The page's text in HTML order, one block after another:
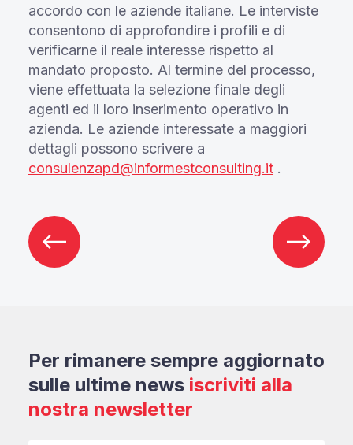
accordo con le aziende italiane. Le interviste
consentono di approfondire i profili e di
verificarne il reale interesse rispetto al
mandato proposto. Al termine del processo,
viene effettuata la selezione finale degli
agenti ed il loro inserimento operativo in
azienda. Le aziende interessate a maggiori
dettagli possono scrivere a
consulenzapd@informestconsulting.it .
Per rimanere sempre aggiornato
sulle ultime news iscriviti alla
nostra newsletter